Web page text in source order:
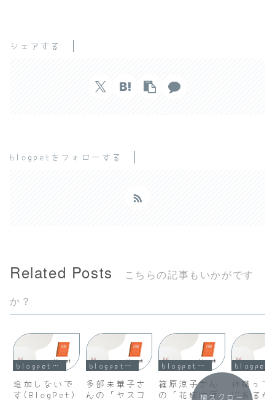
シェアする
blogpetをフォローする
Related Posts
こちらの記事もいかがです
か？
blogpet（ブログペット）
追加しないで
す(BlogPet)
blogpet（ブログペット）
多部未華子さ
んの「ヤスコ
blogpet（ブログペット）
篠原涼子さん
の「花嫁は厄
休職って
にあるか
横スクロー